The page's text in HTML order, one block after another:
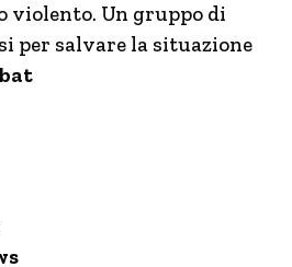
violento. Un gruppo di
per salvare la situazione